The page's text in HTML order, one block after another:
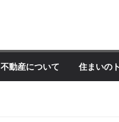
不動産について 住まいの